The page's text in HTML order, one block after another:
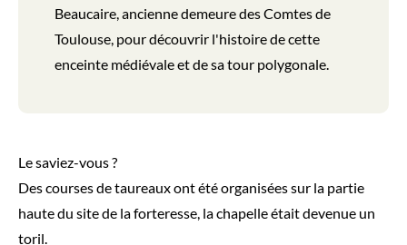
Beaucaire, ancienne demeure des Comtes de
Toulouse, pour découvrir l'histoire de cette
enceinte médiévale et de sa tour polygonale.
Le saviez-vous ?
Des courses de taureaux ont été organisées sur la partie
haute du site de la forteresse, la chapelle était devenue un
toril.